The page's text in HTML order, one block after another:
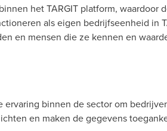
het TARGIT platform,
als eigen bedrijfseenheid in
en mensen die ze kennen en
ervaring binnen de sector om
en maken de gegevens